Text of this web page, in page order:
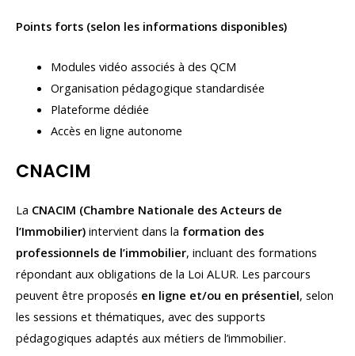
Points forts (selon les informations disponibles)
Modules vidéo associés à des QCM
Organisation pédagogique standardisée
Plateforme dédiée
Accès en ligne autonome
CNACIM
La CNACIM (Chambre Nationale des Acteurs de
l’Immobilier) intervient dans la formation des
professionnels de l’immobilier, incluant des formations
répondant aux obligations de la Loi ALUR. Les parcours
peuvent être proposés en ligne et/ou en présentiel, selon
les sessions et thématiques, avec des supports
pédagogiques adaptés aux métiers de l’immobilier.